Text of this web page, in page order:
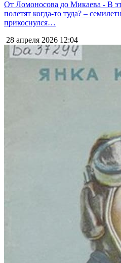
От Ломоносова до Микаева - В
полетят когда-то туда? –
прикоснулся…
28 апреля 2026 12:04